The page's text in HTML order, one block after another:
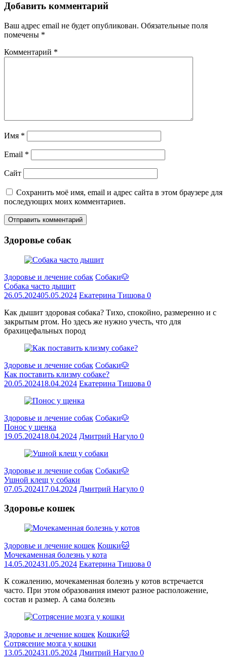
Добавить комментарий
Ваш адрес email не будет опубликован. Обязательные поля
помечены *
Комментарий *
Имя *
Email *
Сайт
Сохранить моё имя, email и адрес сайта в этом браузере для
последующих моих комментариев.
Здоровье собак
Здоровье и лечение собак Собаки🐶
Собака часто дышит
26.05.202405.05.2024 Екатерина Тишова 0
Как дышит здоровая собака? Тихо, спокойно, размеренно и с
закрытым ртом. Но здесь же нужно учесть, что для
брахицефальных пород
Здоровье и лечение собак Собаки🐶
Как поставить клизму собаке?
20.05.202418.04.2024 Екатерина Тишова 0
Здоровье и лечение собак Собаки🐶
Понос у щенка
19.05.202418.04.2024 Дмитрий Нагуло 0
Здоровье и лечение собак Собаки🐶
Ушной клещ у собаки
07.05.202417.04.2024 Дмитрий Нагуло 0
Здоровье кошек
Здоровье и лечение кошек Кошки🐱
Мочекаменная болезнь у кота
14.05.202431.05.2024 Екатерина Тишова 0
К сожалению, мочекаменная болезнь у котов встречается
часто. При этом образования имеют разное расположение,
состав и размер. А сама болезнь
Здоровье и лечение кошек Кошки🐱
Сотрясение мозга у кошки
13.05.202431.05.2024 Дмитрий Нагуло 0